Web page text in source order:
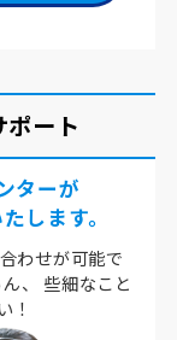
ート
ターが
します。
わせが可能で
、
些細なこと
！